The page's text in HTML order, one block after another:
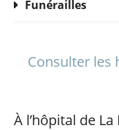
Funérailles
Consulter les
À l’hôpital de